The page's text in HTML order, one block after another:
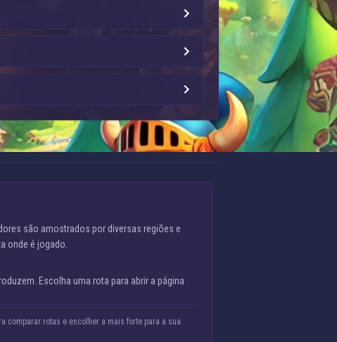
são amostrados por diversas regiões e
onde é jogado.
Escolha uma rota para abrir a página
comparar rotas e escolher a mais forte para a sua